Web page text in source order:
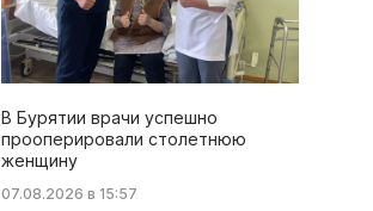
В Бурятии врачи успешно
прооперировали столетнюю
женщину
07.08.2026 в 15:57